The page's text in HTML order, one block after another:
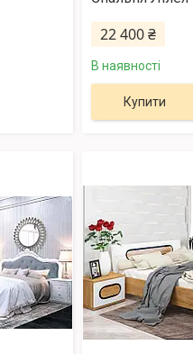
22 400 ₴
В наявності
Купити